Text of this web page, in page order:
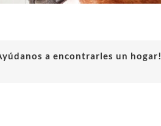
a encontrarles un hogar!